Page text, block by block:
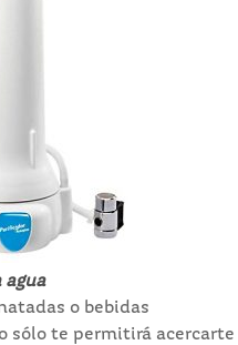
agua
o bebidas
sólo te permitirá acercarte